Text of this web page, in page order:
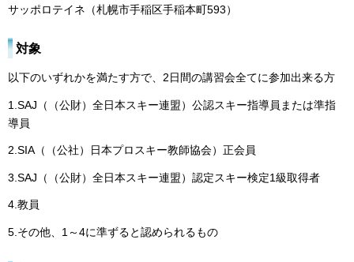
サッポロテイネ（札幌市手稲区手稲本町593）
対象
以下のいずれかを満たす方で、2日間の講習会全てに参加出来る方
1.SAJ（（公財）全日本スキー連盟）公認スキー指導員または準指
導員
2.SIA（（公社）日本プロスキー教師協会）正会員
3.SAJ（（公財）全日本スキー連盟）認定スキー検定1級取得者
4.教員
5.その他、1～4に準ずると認められるもの